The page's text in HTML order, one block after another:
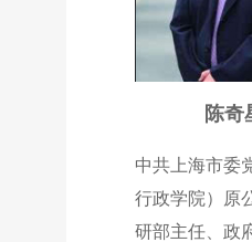
陈奇
中共上海市委
行政学院）原
研部主任、政